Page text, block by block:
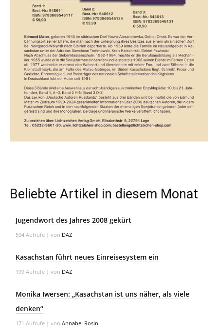
Beliebte Artikel in diesem Monat
Jugendwort des Jahres 2008 gekürt
594 Aufrufe | von DAZ
Kasachstan führt neues Einreisesystem ein
199 Aufrufe | von DAZ
Monika Iwersen: „Kasachstan ist uns näher, als viele
denken“
171 Aufrufe | von Annabel Rosin